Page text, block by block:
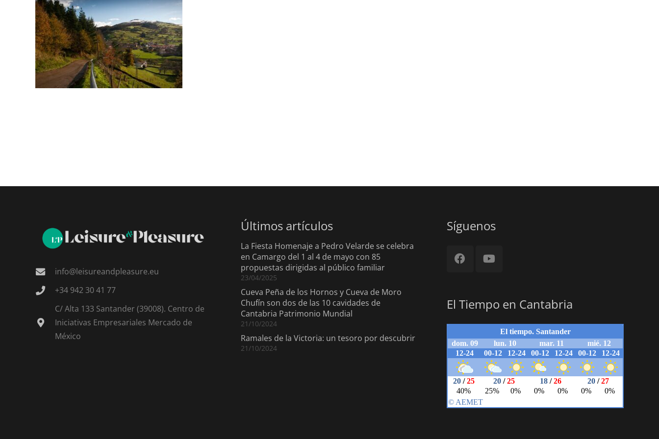
info@leisureandpleasure.eu
+34 942 30 41 77
C/ Alta 133 Santander (39008). Centro de
Iniciativas Empresariales Mercado de
México
Últimos artículos
La Fiesta Homenaje a Pedro Velarde se celebra
en Camargo del 1 al 4 de mayo con 85
propuestas dirigidas al público familiar
23/04/2025
Cueva Peña de los Hornos y Cueva de Moro
Chufín son dos de las 10 cavidades de
Cantabria Patrimonio Mundial
21/10/2024
Ramales de la Victoria: un tesoro por descubrir
21/10/2024
Síguenos
El Tiempo en Cantabria